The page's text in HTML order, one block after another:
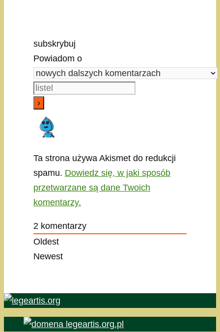
subskrybuj
Powiadom o
Ta strona używa Akismet do redukcji
spamu. Dowiedz się, w jaki sposób
przetwarzane są dane Twoich
komentarzy.
2 komentarzy
Oldest
Newest